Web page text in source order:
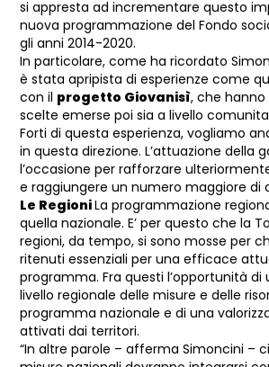
si appresta ad incrementare questo
nuova programmazione del Fondo
gli anni 2014-2020.
In particolare, come ha ricordato
è stata apripista di esperienze come
con il progetto Giovanisì, che
scelte emerse poi sia a livello
Forti di questa esperienza, vogliamo
in questa direzione. L’attuazione della
l’occasione per rafforzare
e raggiungere un numero maggiore di
Le RegioniLa programmazione
quella nazionale. E’ per questo che la
regioni, da tempo, si sono mosse per
ritenuti essenziali per una efficace
programma. Fra questi l’opportunità di
livello regionale delle misure e delle
programma nazionale e di una
attivati dai territori.
“In altre parole – afferma Simoncini –